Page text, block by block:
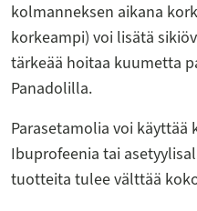
kolmanneksen aikana
korkeampi) voi lisätä
tärkeää hoitaa kuumetta
Panadolilla.
Parasetamolia voi käyttää
Ibuprofeenia tai
tuotteita tulee välttää